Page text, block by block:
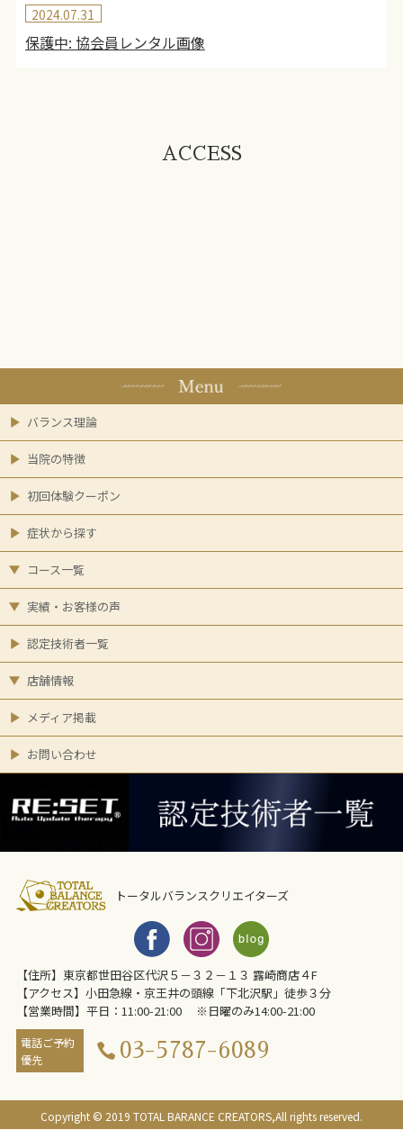
保護中: 協会員レンタル画像
2024.07.31
ACCESS
バランス理論
当院の特徴
初回体験クーポン
症状から探す
コース一覧
実績・お客様の声
認定技術者一覧
店舗情報
メディア掲載
お問い合わせ
トータルバランスクリエイターズ
【住所】東京都世田谷区代沢５－３２－１３ 露崎商店４F
【アクセス】小田急線・京王井の頭線「下北沢駅」徒歩３分
【営業時間】平日：11:00-21:00 ※日曜のみ14:00-21:00
電話ご予約
優先
03-5787-6089
Copyright © 2019 TOTAL BARANCE CREATORS,All rights reserved.